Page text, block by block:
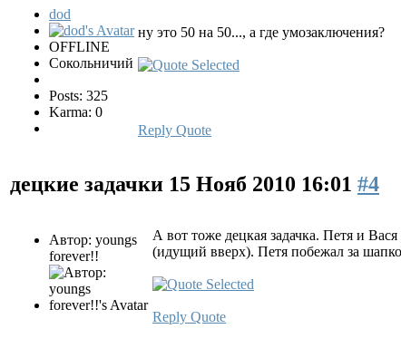
dod
OFFLINE
Сокольничий
Posts: 325
Karma: 0
ну это 50 на 50..., а где умозаключения?
Reply Quote
децкие задачки 15 Нояб 2010 16:01 #4
Автор: youngs
forever!!
А вот тоже децкая задачка. Петя и
(идущий вверх). Петя побежал за
Reply Quote